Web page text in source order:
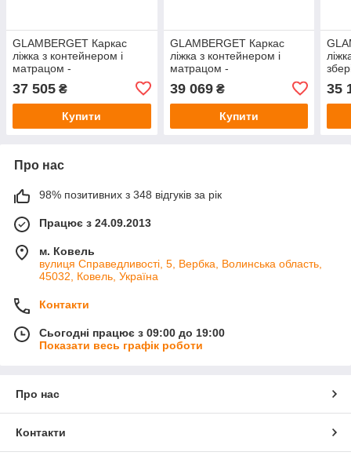
GLAMBERGET Каркас
ліжка з контейнером і
матрацом -
сосна/VesterOy жорсткий
140x200 см IKEA
595.684.82
37 505 ₴
Купити
GLAMBERGET Каркас
ліжка з контейнером і
матрацом -
сосна/VesterOy жорсткий
160x200 см IKEA
495.684.87
39 069₴
Купити
35
Про нас
98% позитивних з 348 відгуків за рік
Працює з 24.09.2013
м. Ковель
вулиця Справедливості, 5, Вербка, Волинська область,
45032, Ковель, Україна
Контакти
Сьогодні працює з 09:00 до 19:00
Показати весь графік роботи
Про нас
Контакти